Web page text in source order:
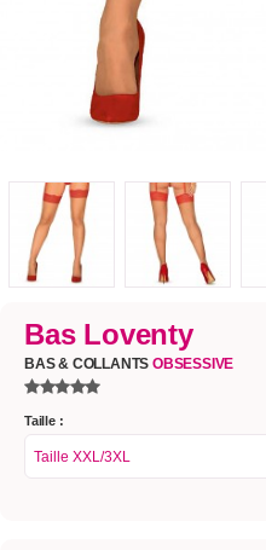
Bas Loventy
BAS & COLLANTSOBSESSIVE
Taille :